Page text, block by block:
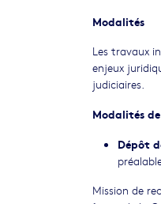
Modalités
Les travaux
enjeux
judiciaires.
Modalités
Dépôt
Mission de